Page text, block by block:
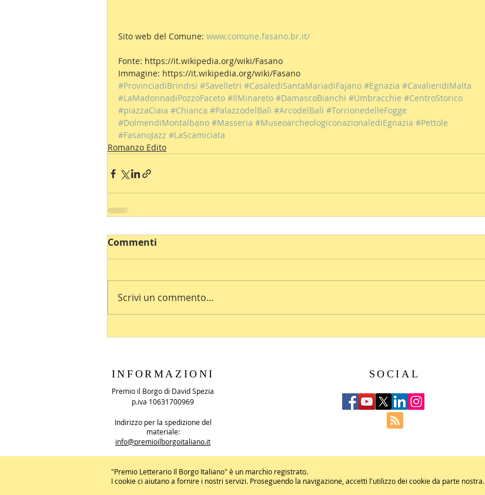
Sito web del Comune: www.comune.fasano.br.it/
Fonte: https://it.wikipedia.org/wiki/Fasano
Immagine: https://it.wikipedia.org/wiki/Fasano
#ProvinciadiBrindisi #Savelletri #CasalediSantaMariadiFajano #Egnazia #CavalieridiMalta
#LaMadonnadiPozzoFaceto #IlMinareto #DamascoBianchi #Umbracchie #CentroStorico
#piazzaCiaia #Chianca #PalazzodelBalì #ArcodelBalì #TorrionedelleFogge
#DolmendiMontalbano #Masseria #MuseoarcheologiconazionalediEgnazia #Pettole
#FasanoJazz #LaScamiciata
Romanzo Edito
Commenti
Scrivi un commento...
INFORMAZIONI
Premio il Borgo di David Spezia
p.iva 10631700969
Indirizzo per la spedizione del
materiale:
info@premioilborgoitaliano.it
SOCIAL
"Premio Letterario Il Borgo Italiano" è un marchio registrato.
I cookie ci aiutano a fornire i nostri servizi. Proseguendo la navigazione, accetti l'utilizzo dei cookie da parte nostra.